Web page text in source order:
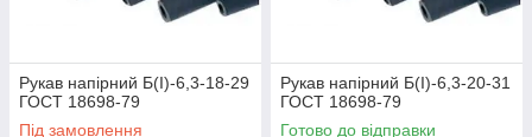
Рукав напірний Б(I)-6,3-18-29
ГОСТ 18698-79
Під замовлення
Рукав напірний Б(I)-6,3-20-31
ГОСТ 18698-79
Готово до відправки